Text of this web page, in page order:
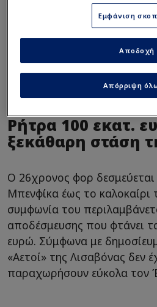
Διαβάστε επίσης...
“Άκυρο”
Παυλίδη -
“πόρτα”
του
Ρήτρα 100 εκατ.
ξεκάθαρη στάση
Ο 26χρονος φορ
Μπενφίκα έως το καλοκαίρι
συμφωνία του
αποδέσμευσης που φτάνει
ευρώ. Σύμφωνα με
«Αετοί» της Λισαβόνας δεν
παραχωρήσουν εύκολα τον
Εμφάνιση
Απόρριψη
Αποδοχή